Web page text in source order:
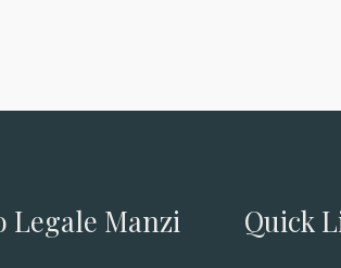
Legale Manzi Quick